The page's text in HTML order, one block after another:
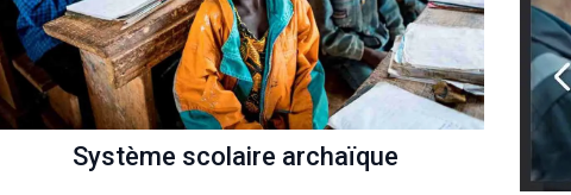
Système scolaire archaïque